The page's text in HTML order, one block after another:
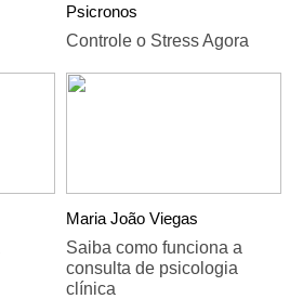
Psicronos
Controle o Stress Agora
Maria João Viegas
Saiba como funciona a
consulta de psicologia
clínica